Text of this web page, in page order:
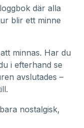
där alla
blir ett minne
minnas. Har du
i efterhand se
avslutades –
nostalgisk,